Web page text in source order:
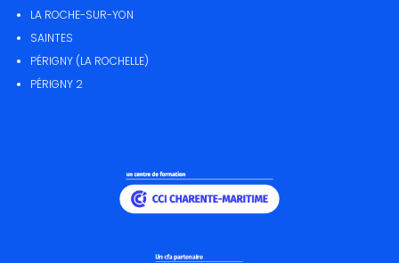
LA ROCHE-SUR-YON
SAINTES
PÉRIGNY (LA ROCHELLE)
PÉRIGNY 2